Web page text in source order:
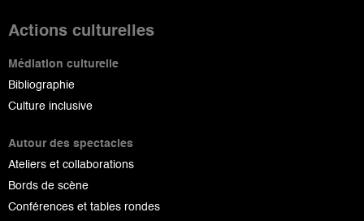
Actions culturelles
Médiation culturelle
Bibliographie
Culture inclusive
Autour des spectacles
Ateliers et collaborations
Bords de scène
Conférences et tables rondes